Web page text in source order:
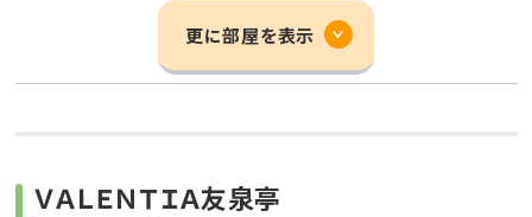
更に部屋を表示
ＶＡＬＥＮＴＩＡ友泉亭